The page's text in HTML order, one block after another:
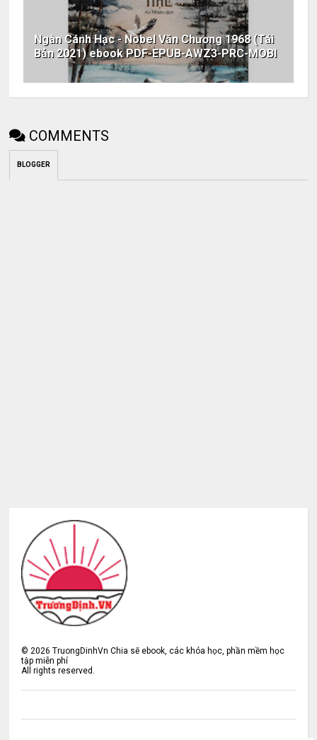
Ngàn Cánh Hạc - Nobel Văn Chương 1968 (Tái
Bản 2021) ebook PDF-EPUB-AWZ3-PRC-MOBI
COMMENTS
BLOGGER
© 2026 TruongDinhVn Chia sẽ ebook, các khóa học, phần mềm học
tập miễn phí
All rights reserved.